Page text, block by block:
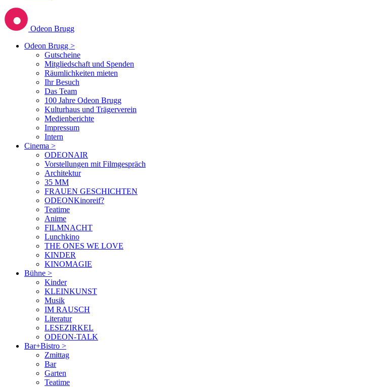
Odeon Brugg
Odeon Brugg >
Gutscheine
Mitgliedschaft und Spenden
Räumlichkeiten mieten
Ihr Besuch
Das Team
100 Jahre Odeon Brugg
Kulturhaus und Trägerverein
Medienberichte
Impressum
Intern
Cinema >
ODEONAIR
Vorstellungen mit Filmgespräch
Architektur
35 MM
FRAUEN GESCHICHTEN
ODEONKinoreif?
Teatime
Anime
FILMNACHT
Lunchkino
THE ONES WE LOVE
KINDER
KINOMAGIE
Bühne >
Kinder
KLEINKUNST
Musik
IM RAUSCH
Literatur
LESEZIRKEL
ODEON-TALK
Bar+Bistro >
Zmittag
Bar
Garten
Teatime